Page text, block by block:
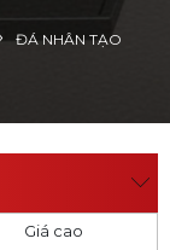
ĐÁ NHÂN TẠO
Giá cao